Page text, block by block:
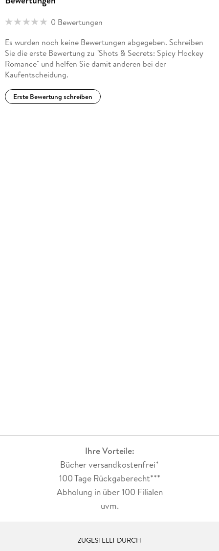
0 Bewertungen
Es wurden noch keine Bewertungen abgegeben. Schreiben
Sie die erste Bewertung zu "Shots & Secrets: Spicy Hockey
Romance" und helfen Sie damit anderen bei der
Kaufentscheidung.
Erste Bewertung schreiben
Ihre Vorteile:
Bücher versandkostenfrei*
100 Tage Rückgaberecht***
Abholung in über 100 Filialen
uvm.
ZUGESTELLT DURCH